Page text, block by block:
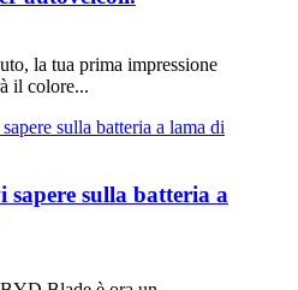
la tua prima impressione
il colore...
sapere sulla batteria a